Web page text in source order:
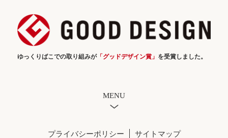
ゆっくりばこでの取り組みが「グッドデザイン賞」 を受賞しました。
MENU
プライバシーポリシー サイトマップ